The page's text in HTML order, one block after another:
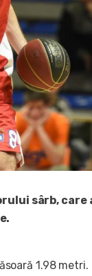
sârb, care
1.98